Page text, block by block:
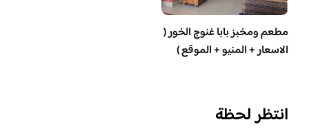
مطعم ومخبز بابا غنوج الخور (
الاسعار + المنيو + الموقع )
انتظر لحظة